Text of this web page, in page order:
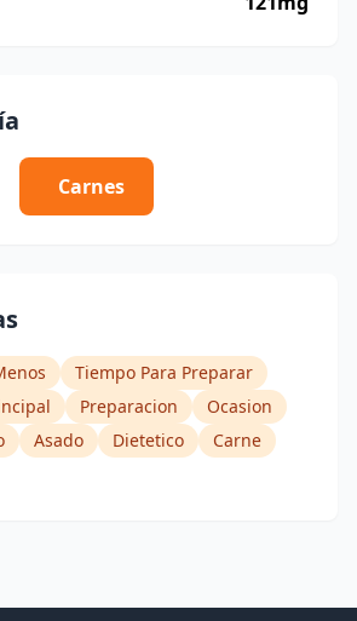
Carnes
Tiempo Para Preparar
Preparacion
Ocasion
Asado Dietetico
Carne